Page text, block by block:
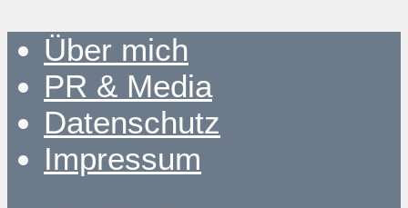
Über mich
PR & Media
Datenschutz
Impressum